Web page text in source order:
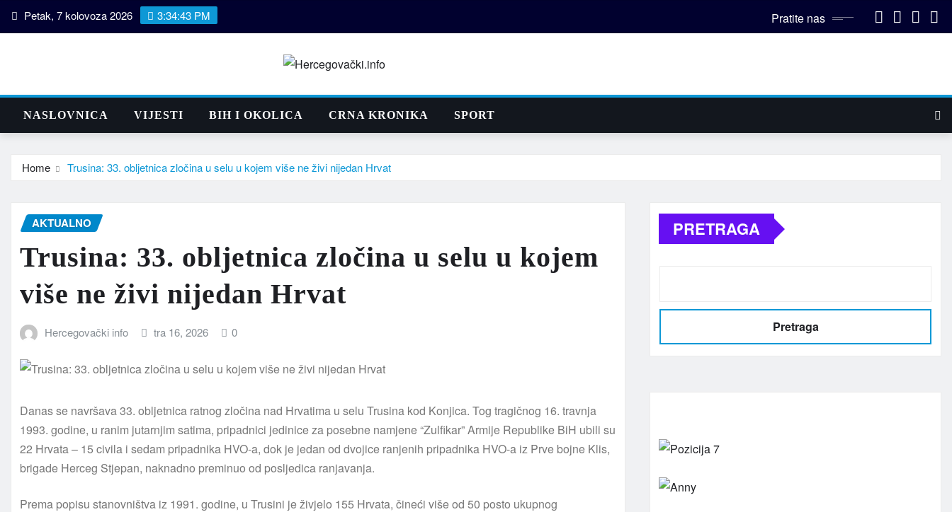
Skip Petak, 7 kolovoza 2026 3:34:44 PM Pratite nas
NASLOVNICA VIJESTI BIH I OKOLICA CRNA KRONIKA SPORT
Home Trusina: 33. obljetnica zločina u selu u kojem više ne živi nijedan Hrvat
AKTUALNO
Trusina: 33. obljetnica zločina u selu u kojem
više ne živi nijedan Hrvat
Hercegovački info tra 16, 2026 0
Danas se navršava 33. obljetnica ratnog zločina nad Hrvatima u selu Trusina kod Konjica. Tog tragičnog 16. travnja
1993. godine, u ranim jutarnjim satima, pripadnici jedinice za posebne namjene “Zulfikar” Armije Republike BiH ubili su
22 Hrvata – 15 civila i sedam pripadnika HVO-a, dok je jedan od dvojice ranjenih pripadnika HVO-a iz Prve bojne Klis,
brigade Herceg Stjepan, naknadno preminuo od posljedica ranjavanja.
Prema popisu stanovništva iz 1991. godine, u Trusini je živjelo 155 Hrvata, čineći više od 50 posto ukupnog
PRETRAGA
Pretraga